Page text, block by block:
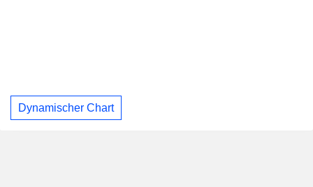
Dynamischer Chart